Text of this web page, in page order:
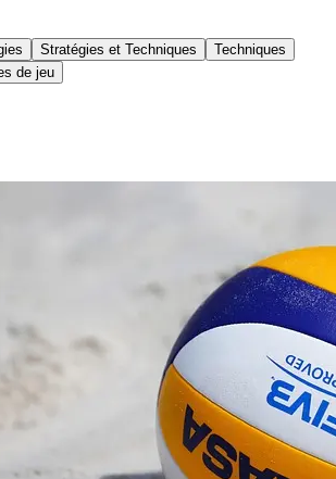
Stratégies et Techniques
Techniques
de jeu